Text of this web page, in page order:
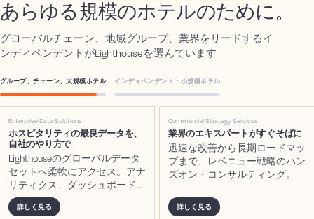
あらゆる規模のホテルのために。
グローバルチェーン、地域グループ、業界をリードするイ
ンディペンデントがLighthouseを選んでいます
グループ、チェーン、大規模ホテル インディペンデント・小規模ホテル
Enterprise Data Solutions
ホスピタリティの最良データを、
自社のやり方で
Lighthouseのグローバルデータ
セットへ柔軟にアクセス。アナ
リティクス、ダッシュボード、
モデルを強化します。
詳しく見る
Commercial Strategy Services
業界のエキスパートがすぐそばに
迅速な改善から長期ロードマッ
プまで、レベニュー戦略のハン
ズオン・コンサルティング。
詳しく見る